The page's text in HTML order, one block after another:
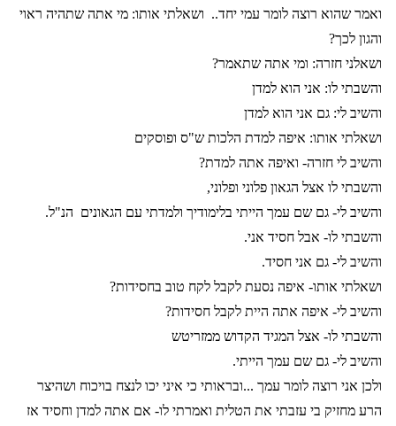
ואמר שהוא רוצה לומר עמי יחד.. ושאלתי אותו: מי אתה שתהיה ראוי
והגון לכך?
ושאלני חזרה: ומי אתה שתאמר?
והשבתי לו: אני הוא למדן
והשיב לי: גם אני הוא למדן
ושאלתי אותו: איפה למדת הלכות ש"ס ופוסקים
והשיב לי חזרה- ואיפה אתה למדת?
והשבתי לו אצל הגאון פלוני ופלוני,
והשיב לי- גם שם עמך הייתי בלימודיך ולמדתי עם הגאונים הנ"ל.
והשבתי לו- אבל חסיד אני.
והשיב לי- גם אני חסיד.
ושאלתי אותו- איפה נסעת לקבל לקח טוב בחסידות?
והשיב לי- איפה אתה היית לקבל חסידות?
והשבתי לו- אצל המגיד הקדוש ממזריטש
והשיב לי- גם שם עמך הייתי.
ולכן אני רוצה לומר עמך ...ובראותי כי איני יכו לנצח בויכוח ושהיצר
הרע מחזיק בי עזבתי את הטלית ואמרתי לו- אם אתה למדן וחסיד אז